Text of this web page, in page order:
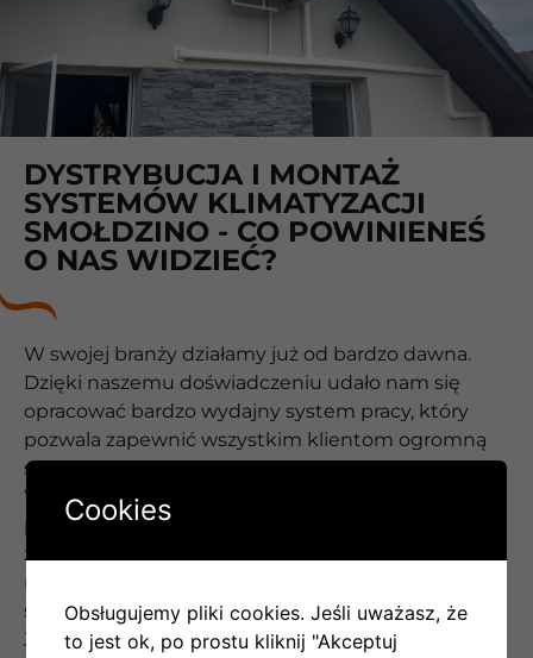
DYSTRYBUCJA I MONTAŻ
SYSTEMÓW KLIMATYZACJI
SMOŁDZINO - CO POWINIENEŚ
O NAS WIDZIEĆ?
W swojej branży działamy już od bardzo dawna.
Dzięki naszemu doświadczeniu udało nam się
opracować bardzo wydajny system pracy, który
pozwala zapewnić wszystkim klientom ogromną
satysfakcję z naszej współpracy.
Współpraca z naszą firmą przebiega w pełni
profesjonalnie. Możemy zagwarantować Ci, że
zostaniesz potraktowany wyjątkowo – taka jest już
nasza filozofia pracy. Naszym priorytetem jest
spełnienie Twoich potrzeb i gwarancja satysfakcji.
Jest to naszym zdaniem jedyny słuszny sposób na
Cookies
Obsługujemy pliki cookies. Jeśli uważasz, że
to jest ok, po prostu kliknij "Akceptuj